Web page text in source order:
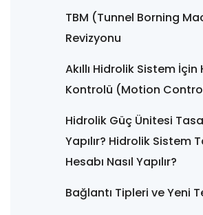
TBM (Tunnel Borning
Revizyonu
Akıllı Hidrolik Sistem
Kontrolü (Motion
Hidrolik Güç Ünitesi
Yapılır? Hidrolik Sistem
Hesabı Nasıl Yapılır?
Bağlantı Tipleri ve Yeni